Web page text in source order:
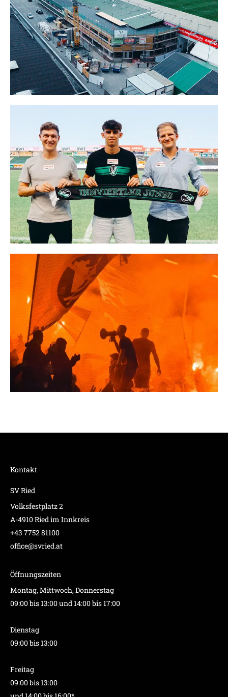
Kontakt
SV Ried
Volksfestplatz 2
A-4910 Ried im Innkreis
+43 7752 81100
office@svried.at
Öffnungszeiten
Montag, Mittwoch, Donnerstag
09:00 bis 13:00 und 14:00 bis 17:00
Dienstag
09:00 bis 13:00
Freitag
09:00 bis 13:00